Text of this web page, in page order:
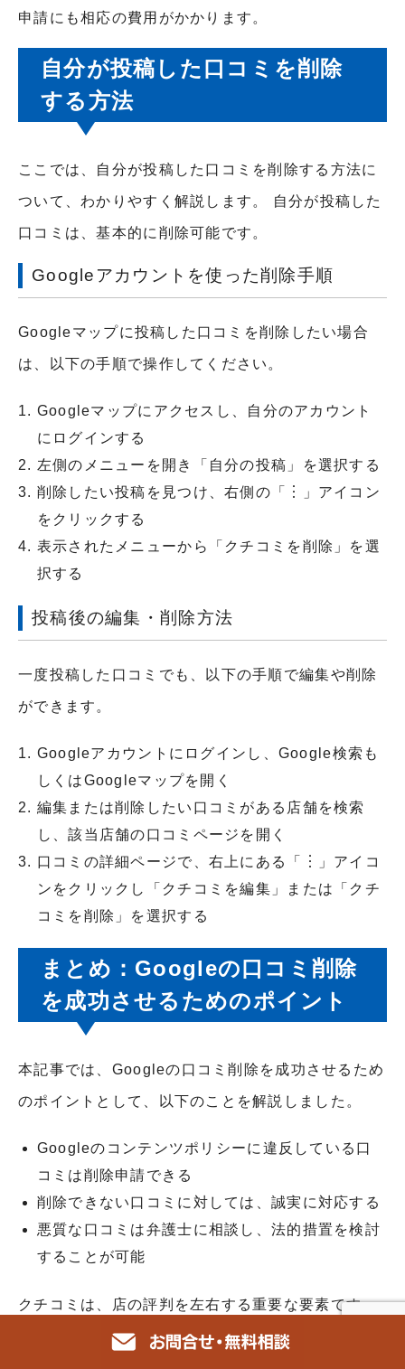
申請にも相応の費用がかかります。
自分が投稿した口コミを削除
する方法
ここでは、自分が投稿した口コミを削除する方法に
ついて、わかりやすく解説します。 自分が投稿した
口コミは、基本的に削除可能です。
Googleアカウントを使った削除手順
Googleマップに投稿した口コミを削除したい場合
は、以下の手順で操作してください。
Googleマップにアクセスし、自分のアカウント
にログインする
左側のメニューを開き「自分の投稿」を選択する
削除したい投稿を見つけ、右側の「︙」アイコン
をクリックする
表示されたメニューから「クチコミを削除」を選
択する
投稿後の編集・削除方法
一度投稿した口コミでも、以下の手順で編集や削除
ができます。
Googleアカウントにログインし、Google検索も
しくはGoogleマップを開く
編集または削除したい口コミがある店舗を検索
し、該当店舗の口コミページを開く
口コミの詳細ページで、右上にある「︙」アイコ
ンをクリックし「クチコミを編集」または「クチ
コミを削除」を選択する
まとめ：Googleの口コミ削除
を成功させるためのポイント
本記事では、Googleの口コミ削除を成功させるため
のポイントとして、以下のことを解説しました。
Googleのコンテンツポリシーに違反している口
コミは削除申請できる
削除できない口コミに対しては、誠実に対応する
悪質な口コミは弁護士に相談し、法的措置を検討
することが可能
クチコミは、店の評判を左右する重要な要素です。
悪質な口コミに悩まされている場合は、一人で抱え